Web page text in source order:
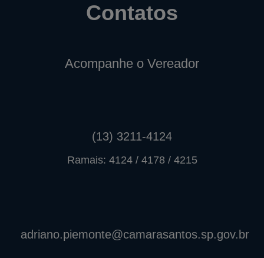
Contatos
Acompanhe o Vereador
(13) 3211-4124
Ramais: 4124 / 4178 / 4215
adriano.piemonte@camarasantos.sp.gov.br